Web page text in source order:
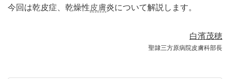
今回は乾皮症、乾燥性皮膚炎について解説します。
白濱茂穂
聖隷三方原病院皮膚科部長